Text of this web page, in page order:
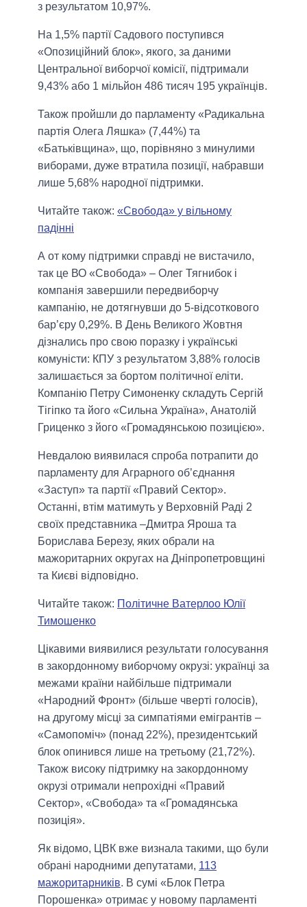
з результатом 10,97%.
На 1,5% партії Садового поступився
«Опозиційний блок», якого, за даними
Центральної виборчої комісії, підтримали
9,43% або 1 мільйон 486 тисяч 195 українців.
Також пройшли до парламенту «Радикальна
партія Олега Ляшка» (7,44%) та
«Батьківщина», що, порівняно з минулими
виборами, дуже втратила позиції, набравши
лише 5,68% народної підтримки.
Читайте також: «Свобода» у вільному
падінні
А от кому підтримки справді не вистачило,
так це ВО «Свобода» – Олег Тягнибок і
компанія завершили передвиборчу
кампанію, не дотягнувши до 5-відсоткового
бар’єру 0,29%. В День Великого Жовтня
дізнались про свою поразку і українські
комуністи: КПУ з результатом 3,88% голосів
залишається за бортом політичної еліти.
Компанію Петру Симоненку складуть Сергій
Тігіпко та його «Сильна Україна», Анатолій
Гриценко з його «Громадянською позицією».
Невдалою виявилася спроба потрапити до
парламенту для Аграрного об’єднання
«Заступ» та партії «Правий Сектор».
Останні, втім матимуть у Верховній Раді 2
своїх представника –Дмитра Яроша та
Борислава Березу, яких обрали на
мажоритарних округах на Дніпропетровщині
та Києві відповідно.
Читайте також: Політичне Ватерлоо Юлії
Тимошенко
Цікавими виявилися результати голосування
в закордонному виборчому окрузі: українці за
межами країни найбільше підтримали
«Народний Фронт» (більше чверті голосів),
на другому місці за симпатіями емігрантів –
«Самопоміч» (понад 22%), президентський
блок опинився лише на третьому (21,72%).
Також високу підтримку на закордонному
окрузі отримали непрохідні «Правий
Сектор», «Свобода» та «Громадянська
позиція».
Як відомо, ЦВК вже визнала такими, що були
обрані народними депутатами, 113
мажоритарників. В сумі «Блок Петра
Порошенка» отримає у новому парламенті